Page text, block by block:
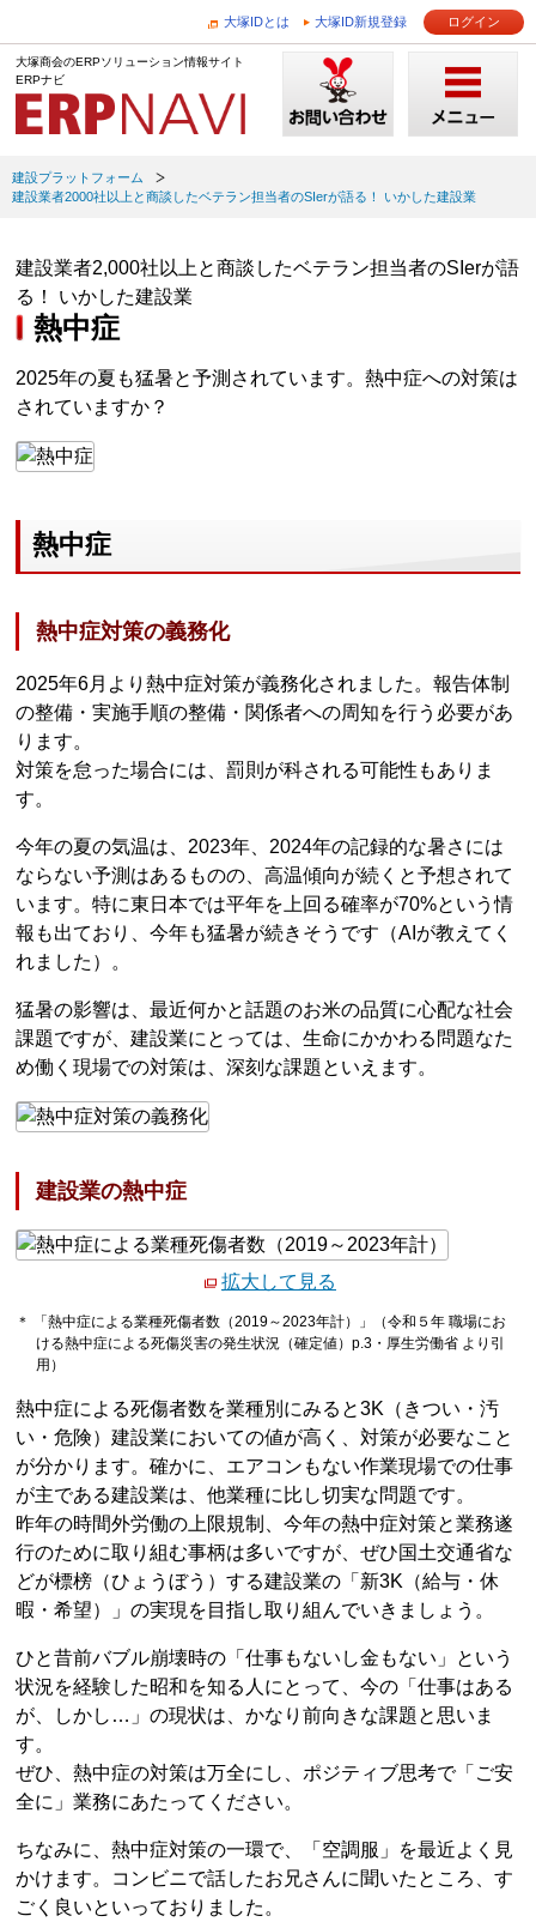
大塚IDとは 大塚ID新規登録 ログイン
大塚商会のERPソリューション情報サイト
ERPナビ
建設プラットフォーム
建設業者2000社以上と商談したベテラン担当者のSIerが語る！ いかした建設業
建設業者2,000社以上と商談したベテラン担当者のSIerが語
る！ いかした建設業
熱中症
2025年の夏も猛暑と予測されています。熱中症への対策は
されていますか？
熱中症
熱中症対策の義務化
2025年6月より熱中症対策が義務化されました。報告体制
の整備・実施手順の整備・関係者への周知を行う必要があ
ります。
対策を怠った場合には、罰則が科される可能性もありま
す。
今年の夏の気温は、2023年、2024年の記録的な暑さには
ならない予測はあるものの、高温傾向が続くと予想されて
います。特に東日本では平年を上回る確率が70%という情
報も出ており、今年も猛暑が続きそうです（AIが教えてく
れました）。
猛暑の影響は、最近何かと話題のお米の品質に心配な社会
課題ですが、建設業にとっては、生命にかかわる問題なた
め働く現場での対策は、深刻な課題といえます。
建設業の熱中症
拡大して見る
＊ 「熱中症による業種死傷者数（2019～2023年計）」（令和５年 職場にお
ける熱中症による死傷災害の発生状況（確定値）p.3・厚生労働省 より引
用）
熱中症による死傷者数を業種別にみると3K（きつい・汚
い・危険）建設業においての値が高く、対策が必要なこと
が分かります。確かに、エアコンもない作業現場での仕事
が主である建設業は、他業種に比し切実な問題です。
昨年の時間外労働の上限規制、今年の熱中症対策と業務遂
行のために取り組む事柄は多いですが、ぜひ国土交通省な
どが標榜（ひょうぼう）する建設業の「新3K（給与・休
暇・希望）」の実現を目指し取り組んでいきましょう。
ひと昔前バブル崩壊時の「仕事もないし金もない」という
状況を経験した昭和を知る人にとって、今の「仕事はある
が、しかし…」の現状は、かなり前向きな課題と思いま
す。
ぜひ、熱中症の対策は万全にし、ポジティブ思考で「ご安
全に」業務にあたってください。
ちなみに、熱中症対策の一環で、「空調服」を最近よく見
かけます。コンビニで話したお兄さんに聞いたところ、す
ごく良いといっておりました。